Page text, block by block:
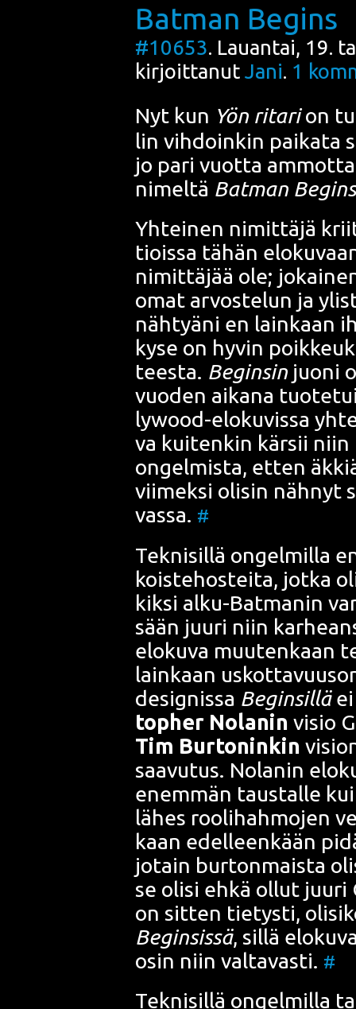
Batman Begins
#10653. Lauantai, 19.
kirjoittanut Jani. 1
Nyt kun Yön rita­rion
lin vih­doin­kin pai­ka­ta
jo pari vuot­ta
nimel­tä Bat­man Begins
Yhtei­nen nimit­tä­jä
tiois­sa tähän
nimit­tä­jää ole;
omat arvos­te­lun ja
näh­tyä­ni en lain­kaan
kyse on hyvin
tees­ta. Beginsin juo­ni
vuo­den aika­na
lywood-elo­ku­vis­sa
va kui­ten­kin kär­sii
ongel­mis­ta, etten
vii­mek­si oli­sin näh­nyt
vas­sa. #
Tek­ni­sil­lä ongel­mil­la
kois­te­hos­tei­ta, jot­ka
kik­si alku-Bat­manin
sään juu­ri niin
elo­ku­va muu­ten­kaan
lain­kaan
designissa Beginsilläei
top­her Nolanin visio
Tim Bur­toninkin
saa­vu­tus. Nolanin
enem­män taus­tal­le
lähes roo­li­hah­mo­jen
kaan edel­leen­kään
jotain bur­tonmais­ta
se oli­si ehkä ollut juu­ri
on sit­ten tie­tys­ti,
Beginsissä, sil­lä
osin niin val­ta­vas­ti. #
Tek­ni­sil­lä ongel­mil­la